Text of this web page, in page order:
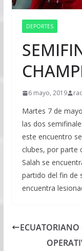
DEPORTES
6 mayo, 2019
Martes 7 de
las dos
este encuentro
clubes, por parte
Salah se
partido del fin de
encuentra